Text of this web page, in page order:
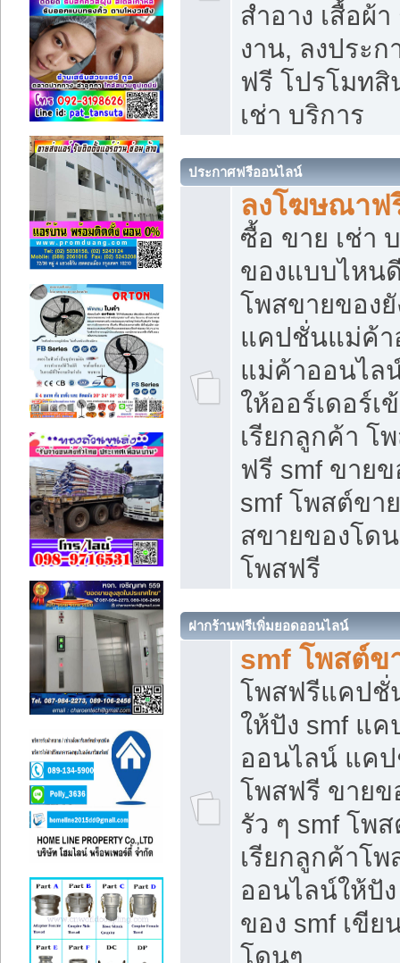
สำอาง เสื้อผ้
งาน, ลงประ
ฟรี โปรโมท
เช่า บริการ
ประกาศฟรีออนไลน์
ลงโฆษณาฟ
ซื้อ ขาย เช่า
ของแบบไหน
โพสขายของยั
แคปชั่นแม่ค้
แม่ค้าออนไล
ให้ออร์เดอร์เ
เรียกลูกค้า โ
ฟรี smf ขาย
smf โพสต์ขา
สขายของโด
โพสฟรี
ฝากร้านฟรีเพิ่มยอดออนไลน์
smf โพสต์ข
โพสฟรีแคปชั่
ให้ปัง smf แ
ออนไลน์ แค
โพสฟรี ขายข
รัว ๆ smf โพ
เรียกลูกค้าโ
ออนไลน์ให้ปั
ของ smf เขี
โดนๆ